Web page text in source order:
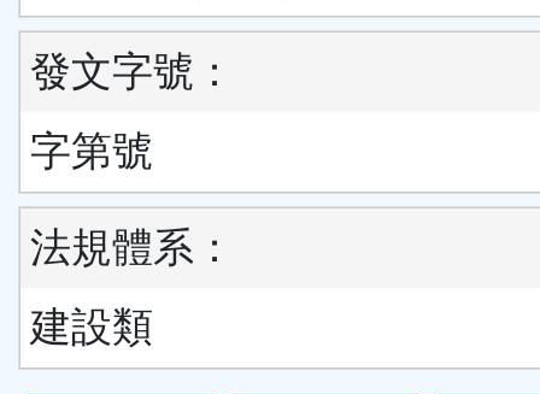
發文字號：
字第號
法規體系：
建設類